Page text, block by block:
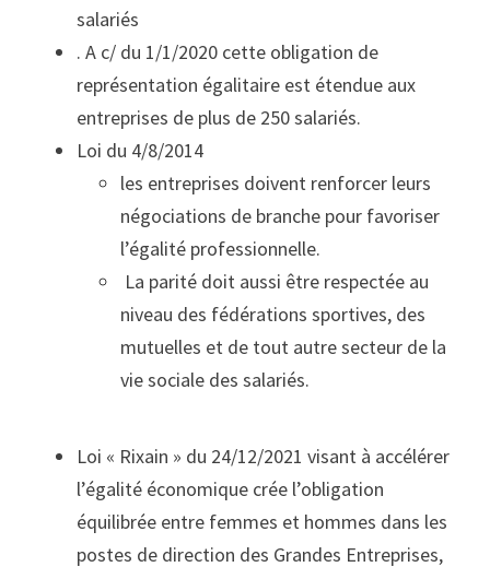
salariés
. A c/ du 1/1/2020 cette obligation de
représentation égalitaire est étendue aux
entreprises de plus de 250 salariés.
Loi du 4/8/2014
les entreprises doivent renforcer leurs
négociations de branche pour favoriser
l’égalité professionnelle.
La parité doit aussi être respectée au
niveau des fédérations sportives, des
mutuelles et de tout autre secteur de la
vie sociale des salariés.
Loi « Rixain » du 24/12/2021 visant à accélérer
l’égalité économique crée l’obligation
équilibrée entre femmes et hommes dans les
postes de direction des Grandes Entreprises,